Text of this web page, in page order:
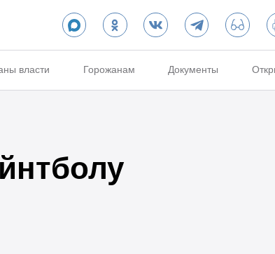
власти Горожанам Документы